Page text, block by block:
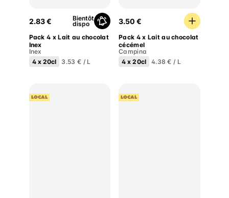
Pack 4 x Lait au chocolat Inex
2.83 € Bientôt
dispo
Pack 4 x Lait au chocolat
Inex
Inex
4 x20cl 3.53 € / L
Pack 4 x Lait au chocolat
3.50 €
Pack 4 x Lait au chocolat
cécémel
Campina
4 x 20cl 4.38 € / L
LOCAL LOCAL